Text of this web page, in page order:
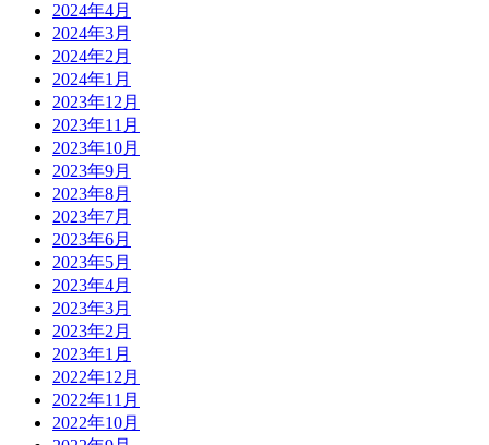
2024年4月
2024年3月
2024年2月
2024年1月
2023年12月
2023年11月
2023年10月
2023年9月
2023年8月
2023年7月
2023年6月
2023年5月
2023年4月
2023年3月
2023年2月
2023年1月
2022年12月
2022年11月
2022年10月